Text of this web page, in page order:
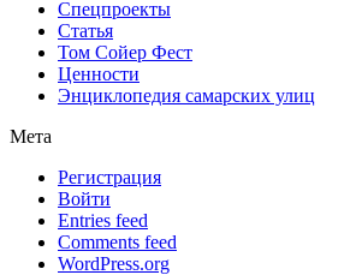
Спецпроекты
Статья
Том Сойер Фест
Ценности
Энциклопедия самарских улиц
Мета
Регистрация
Войти
Entries feed
Comments feed
WordPress.org